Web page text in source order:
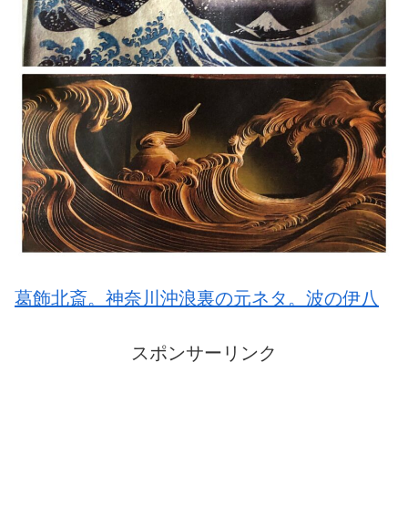
葛飾北斎。神奈川沖浪裏の元ネタ。波の伊八
スポンサーリンク